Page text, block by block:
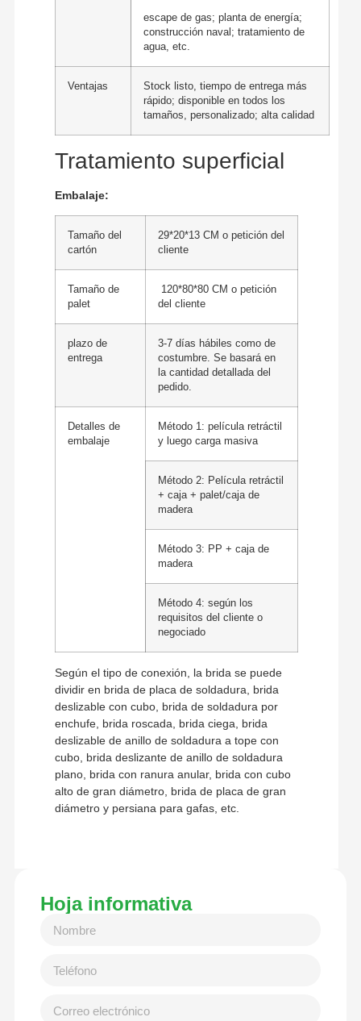
escape de gas; planta de energía;
construcción naval; tratamiento de
agua, etc.
Ventajas
Stock listo, tiempo de entrega más
rápido; disponible en todos los
tamaños, personalizado; alta calidad
Tratamiento superficial
Embalaje:
Tamaño del
cartón
29*20*13 CM o petición del
cliente
Tamaño de
palet
120*80*80 CM o petición
del cliente
plazo de
entrega
3-7 días hábiles como de
costumbre. Se basará en
la cantidad detallada del
pedido.
Detalles de
embalaje
Método 1: película retráctil
y luego carga masiva
Método 2: Película retráctil
+ caja + palet/caja de
madera
Método 3: PP + caja de
madera
Método 4: según los
requisitos del cliente o
negociado
Según el tipo de conexión, la brida se puede
dividir en brida de placa de soldadura, brida
deslizable con cubo, brida de soldadura por
enchufe, brida roscada, brida ciega, brida
deslizable de anillo de soldadura a tope con
cubo, brida deslizante de anillo de soldadura
plano, brida con ranura anular, brida con cubo
alto de gran diámetro, brida de placa de gran
diámetro y persiana para gafas, etc.
Hoja informativa